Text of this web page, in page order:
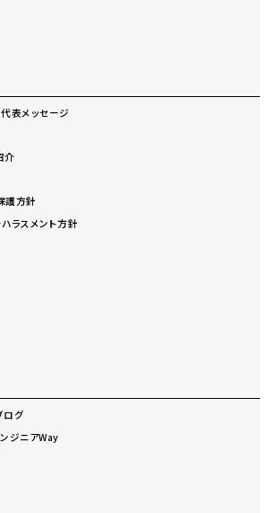
表メッセージ
介
護方針
ラスメント方針
ログ
ジニアWay